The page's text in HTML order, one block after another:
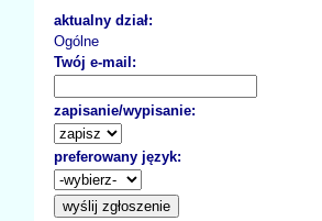
aktualny dział:
Ogólne
Twój e-mail:
zapisanie/wypisanie:
preferowany język: